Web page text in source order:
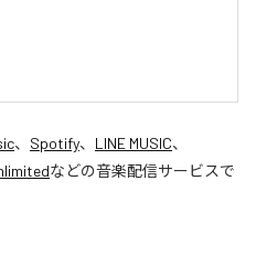
、 Spotify、 LINE MUSIC、
などの音楽配信サービスで